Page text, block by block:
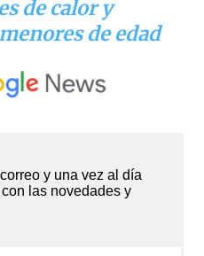
de calor y
de edad